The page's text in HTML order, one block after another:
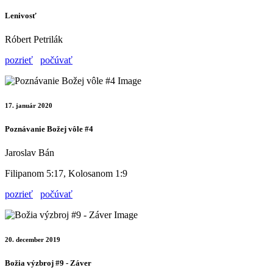
Lenivosť
Róbert Petrilák
pozrieť
počúvať
17. január 2020
Poznávanie Božej vôle #4
Jaroslav Bán
Filipanom 5:17, Kolosanom 1:9
pozrieť
počúvať
20. december 2019
Božia výzbroj #9 - Záver